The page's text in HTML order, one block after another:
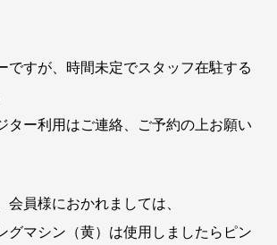
ですが、時間未定でスタッフ在駐する
ター利用はご連絡、ご予約の上お願い
員様におかれましては、
グマシン（黄）は使用しましたらピン